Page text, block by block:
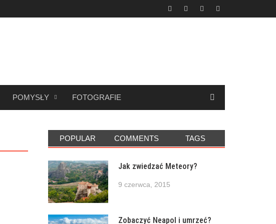
POMYSŁY FOTOGRAFIE
POPULAR COMMENTS TAGS
Jak zwiedzać Meteory?
9 czerwca, 2015
Zobaczyć Neapol i umrzeć?